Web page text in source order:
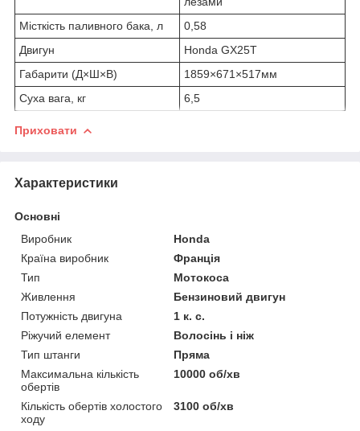
Місткість паливного бака, л
0,58
Двигун
Honda GХ25Т
Габарити (Д×Ш×В)
1859×671×517мм
Суха вага, кг
6,5
Приховати
Характеристики
Основні
Виробник
Honda
Країна виробник
Франція
Тип
Мотокоса
Живлення
Бензиновий двигун
Потужність двигуна
1 к. с.
Ріжучий елемент
Волосінь і ніж
Тип штанги
Пряма
Максимальна кількість
обертів
10000 об/хв
Кількість обертів холостого
ходу
3100 об/хв